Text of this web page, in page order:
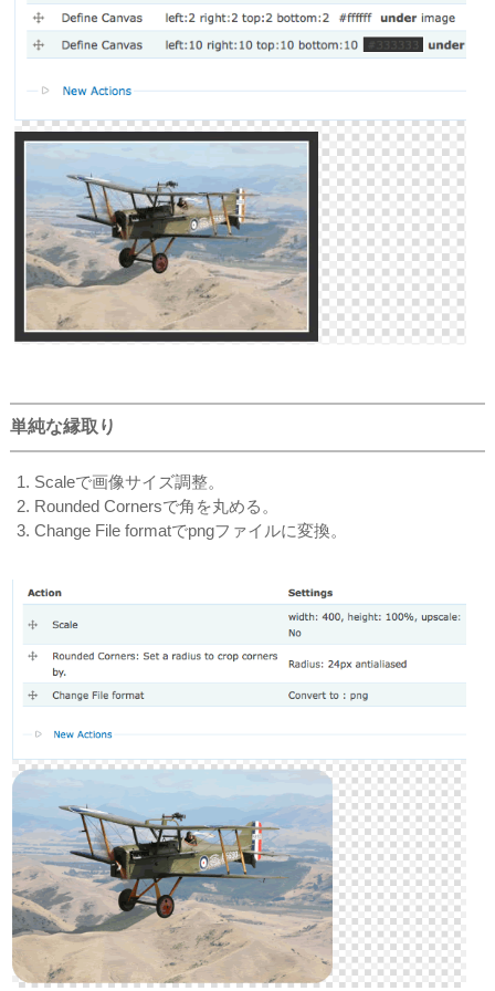
単純な縁取り
Scaleで画像サイズ調整。
Rounded Cornersで角を丸める。
Change File formatでpngファイルに変換。